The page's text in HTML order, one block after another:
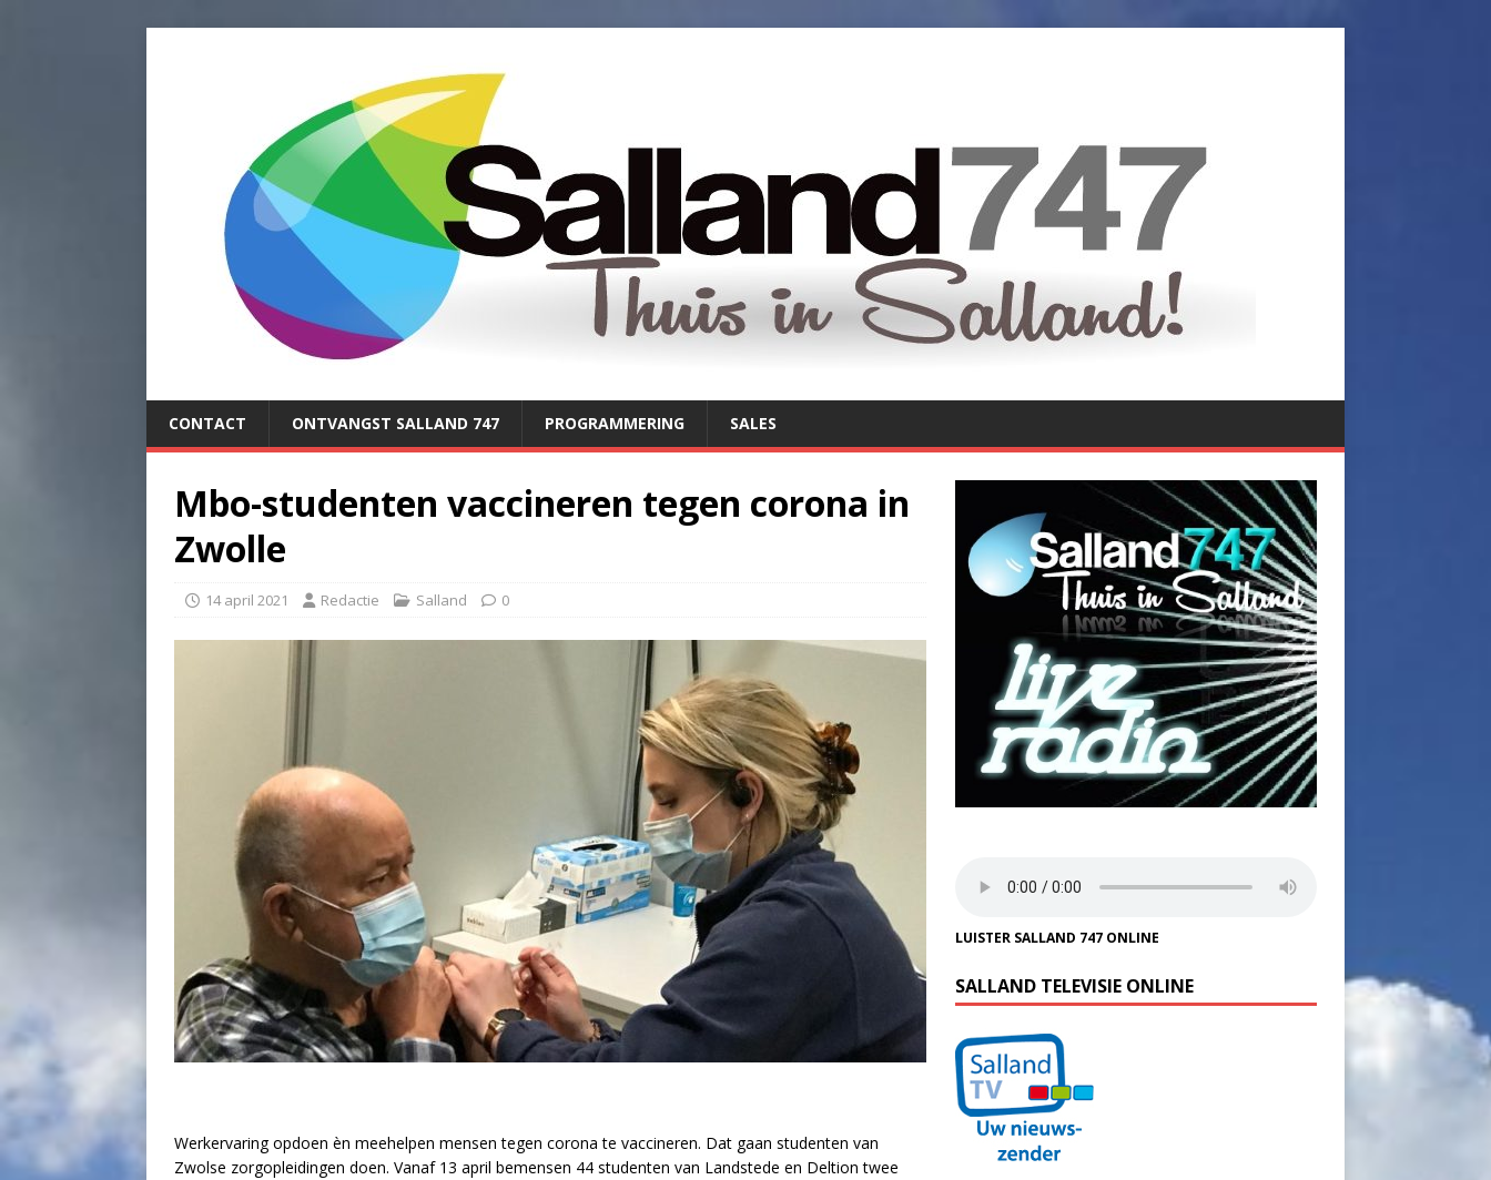
CONTACT ONTVANGST SALLAND 747 PROGRAMMERING SALES
Mbo-studenten vaccineren tegen corona in
Zwolle
14 april 2021 Redactie Salland 0
Werkervaring opdoen èn meehelpen mensen tegen corona te vaccineren. Dat gaan studenten van
Zwolse zorgopleidingen doen. Vanaf 13 april bemensen 44 studenten van Landstede en Deltion twee
LUISTER SALLAND 747 ONLINE
SALLAND TELEVISIE ONLINE